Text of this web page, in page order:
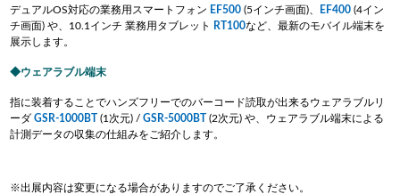
デュアルOS対応の業務用スマートフォン EF500 (5インチ画面)、 EF400 (4イン
チ画面) や、10.1インチ 業務用タブレット
RT100など、最新のモバイル端末を
展示します。
ウェアラブル端末
指に装着することでハンズフリーでのバーコード読取が出来るウェアラブルリ
ーダGSR-1000BT (1次元) /GSR-5000BT (2次元) や、ウェアラブル端末による
計測データの収集の仕組みをご紹介します。
※出展内容は変更になる場合がありますのでご了承ください。